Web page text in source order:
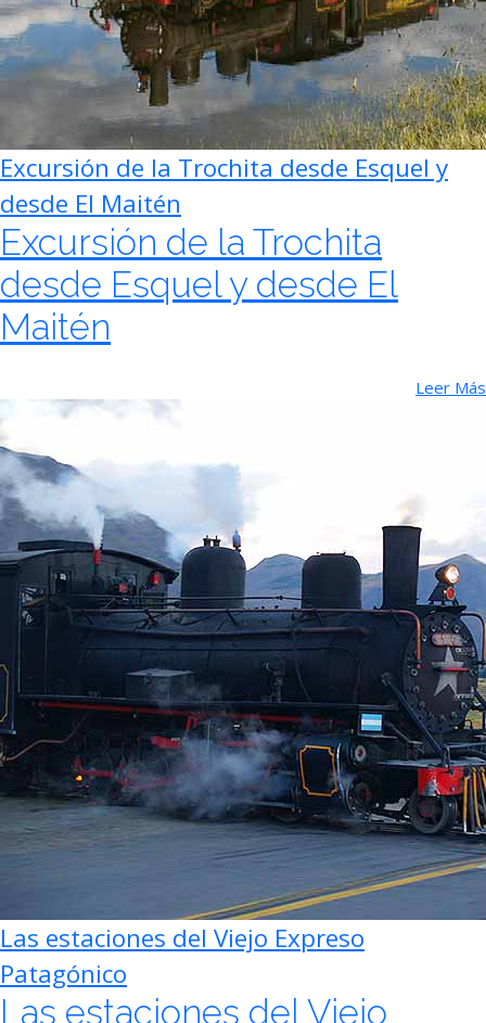
Excursión de la Trochita desde Esquel y
desde El Maitén
Excursión de la Trochita
desde Esquel y desde El
Maitén
Leer Más
Las estaciones del Viejo Expreso
Patagónico
Las estaciones del Viejo